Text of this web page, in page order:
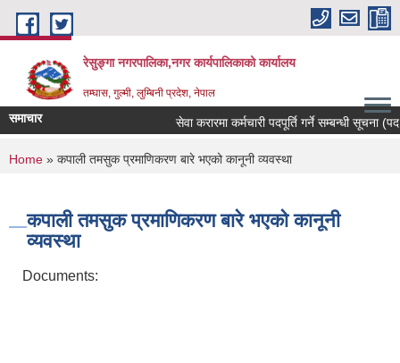
Skip to main content
रेसुङ्गा नगरपालिका,नगर कार्यपालिकाको कार्यालय
तम्घास, गुल्मी, लुम्बिनी प्रदेश, नेपाल
समाचार सेवा करारमा कर्मचारी पदपूर्ति गर्ने सम्बन्धी सूचना (पदः
You are here
Home » कपाली तमसुक प्रमाणिकरण बारे भएको कानूनी व्यवस्था
कपाली तमसुक प्रमाणिकरण बारे भएको कानूनी
व्यवस्था
Documents: